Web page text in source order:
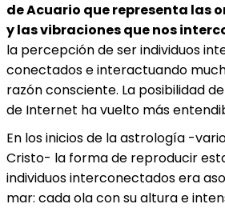
de Acuario que representa las
y las vibraciones que nos
la percepción de ser individuos
conectados e interactuando
razón consciente. La posibilidad
de Internet ha vuelto más
En los inicios de la astrología -
Cristo- la forma de reproducir
individuos interconectados era
mar: cada ola con su altura e